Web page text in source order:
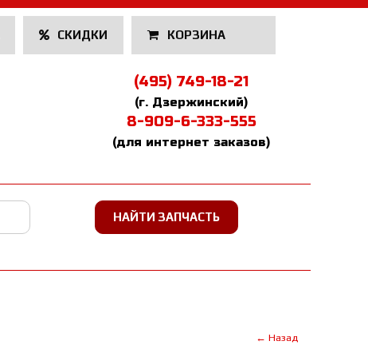
СКИДКИ КОРЗИНА
(495) 749-18-21
(г. Дзержинский)
8-909-6-333-555
(для интернет заказов)
← Назад